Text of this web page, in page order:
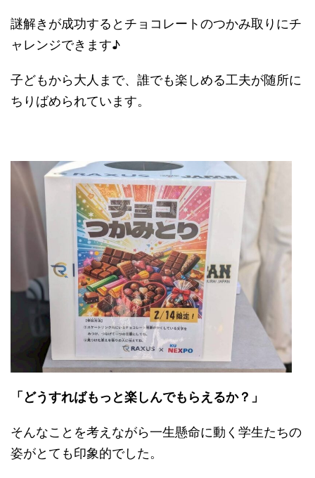
謎解きが成功するとチョコレートのつかみ取りにチ
ャレンジできます♪
子どもから大人まで、誰でも楽しめる工夫が随所に
ちりばめられています。
「どうすればもっと楽しんでもらえるか？」
そんなことを考えながら一生懸命に動く学生たちの
姿がとても印象的でした。